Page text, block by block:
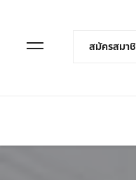
Open Menu
สมัครสมา